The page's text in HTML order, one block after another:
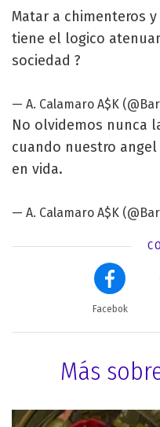
Matar a chimenteros
tiene el logico
sociedad ?
— A. Calamaro A$K
No olvidemos nunca
cuando nuestro
en vida.
— A. Calamaro A$K
Facebok
Más